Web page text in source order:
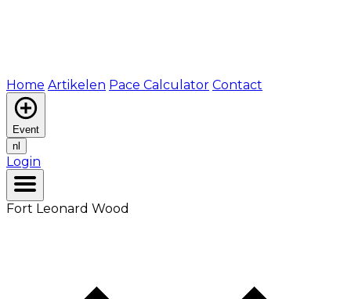
Home Artikelen Pace Calculator Contact
Event
nl
Login
Fort Leonard Wood